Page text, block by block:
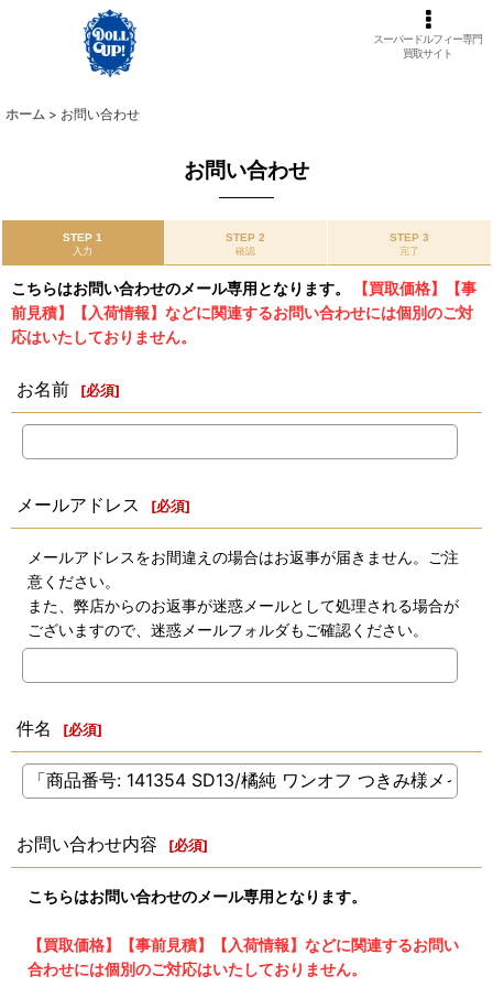
スーパードルフィー専門
買取サイト
ホーム > お問い合わせ
お問い合わせ
STEP 1
入力
STEP 2
確認
STEP 3
完了
こちらはお問い合わせのメール専用となります。
【買取価格】【事
前見積】【入荷情報】などに関連するお問い合わせには個別のご対
応はいたしておりません。
お名前 [必須]
メールアドレス [必須]
メールアドレスをお間違えの場合はお返事が届きません。ご注
意ください。
また、弊店からのお返事が迷惑メールとして処理される場合が
ございますので、迷惑メールフォルダもご確認ください。
件名 [必須]
お問い合わせ内容 [必須]
こちらはお問い合わせのメール専用となります。
【買取価格】【事前見積】【入荷情報】などに関連するお問い
合わせには個別のご対応はいたしておりません。